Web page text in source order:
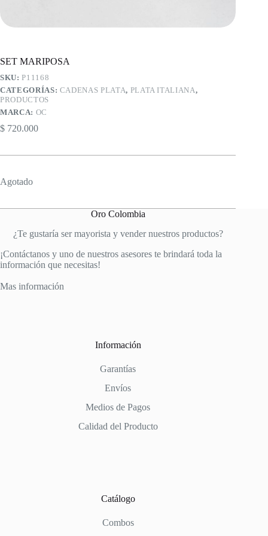
SET MARIPOSA
SKU:P11168
CATEGORÍAS: CADENAS PLATA, PLATA ITALIANA,
PRODUCTOS
MARCA: OC
$ 720.000
Agotado
Oro Colombia
¿Te gustaría ser mayorista y vender nuestros productos?
¡Contáctanos y uno de nuestros asesores te brindará toda la
información que necesitas!
Mas información
Información
Garantías
Envíos
Medios de Pagos
Calidad del Producto
Catálogo
Combos